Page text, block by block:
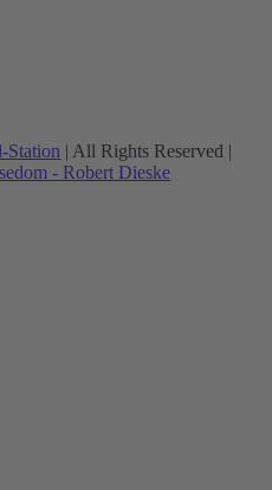
Station | All Rights Reserved |
- Robert Dieske